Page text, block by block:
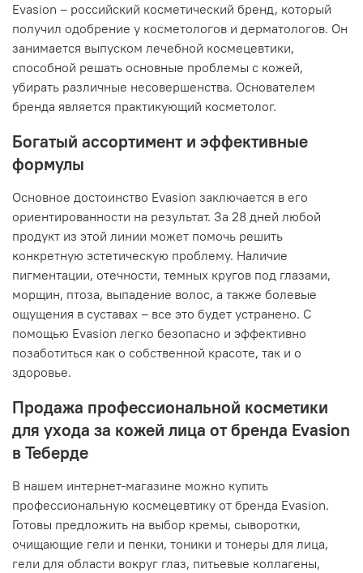
Evasion – российский косметический бренд, который
получил одобрение у косметологов и дерматологов. Он
занимается выпуском лечебной космецевтики,
способной решать основные проблемы с кожей,
убирать различные несовершенства. Основателем
бренда является практикующий косметолог.
Богатый ассортимент и эффективные
формулы
Основное достоинство Evasion заключается в его
ориентированности на результат. За 28 дней любой
продукт из этой линии может помочь решить
конкретную эстетическую проблему. Наличие
пигментации, отечности, темных кругов под глазами,
морщин, птоза, выпадение волос, а также болевые
ощущения в суставах – все это будет устранено. С
помощью Evasion легко безопасно и эффективно
позаботиться как о собственной красоте, так и о
здоровье.
Продажа профессиональной косметики
для ухода за кожей лица от бренда Evasion
в Теберде
В нашем интернет-магазине можно купить
профессиональную космецевтику от бренда Evasion.
Готовы предложить на выбор кремы, сыворотки,
очищающие гели и пенки, тоники и тонеры для лица,
гели для области вокруг глаз, питьевые коллагены,